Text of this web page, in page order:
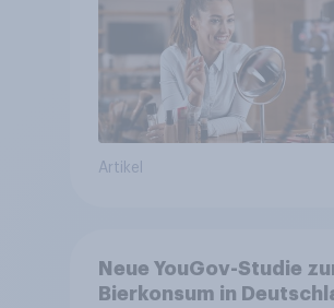
Artikel
Neue YouGov-Studie
Bierkonsum in